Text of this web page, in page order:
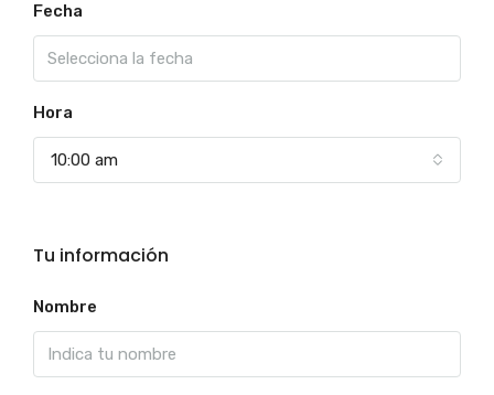
Fecha
Hora
10:00 am
Tu información
Nombre